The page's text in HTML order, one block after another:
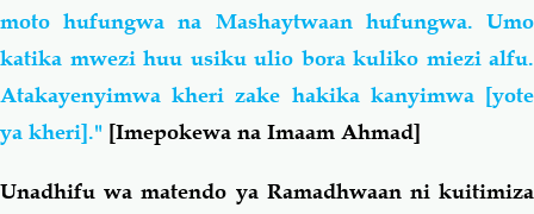
moto hufungwa na Mashaytwaan hufungwa. Umo
katika mwezi huu usiku ulio bora kuliko miezi alfu.
Atakayenyimwa kheri zake hakika kanyimwa [yote
ya kheri]." [Imepokewa na Imaam Ahmad]
Unadhifu wa matendo ya Ramadhwaan ni kuitimiza